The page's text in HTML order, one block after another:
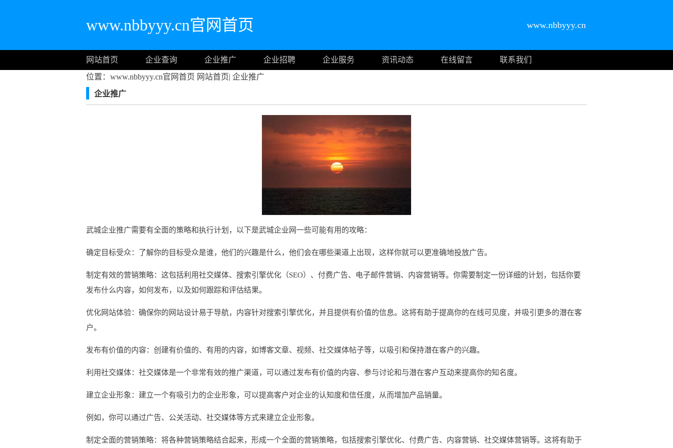
www.nbbyyy.cn官网首页 www.nbbyyy.cn
网站首页 企业查询 企业推广 企业招聘 企业服务 资讯动态 在线留言
联系我们
位置：www.nbbyyy.cn官网首页 网站首页| 企业推广
企业推广
武城企业推广需要有全面的策略和执行计划，以下是武城企业网一些可能有用的攻略：
确定目标受众：了解你的目标受众是谁，他们的兴趣是什么，他们会在哪些渠道上出现，这样你就可以更准确地投放广告。
制定有效的营销策略：这包括利用社交媒体、搜索引擎优化（SEO）、付费广告、电子邮件营销、内容营销等。你需要制定一份详细的计划，包括你要
发布什么内容，如何发布，以及如何跟踪和评估结果。
优化网站体验：确保你的网站设计易于导航，内容针对搜索引擎优化，并且提供有价值的信息。这将有助于提高你的在线可见度，并吸引更多的潜在客
户。
发布有价值的内容：创建有价值的、有用的内容，如博客文章、视频、社交媒体帖子等，以吸引和保持潜在客户的兴趣。
利用社交媒体：社交媒体是一个非常有效的推广渠道，可以通过发布有价值的内容、参与讨论和与潜在客户互动来提高你的知名度。
建立企业形象：建立一个有吸引力的企业形象，可以提高客户对企业的认知度和信任度，从而增加产品销量。
例如，你可以通过广告、公关活动、社交媒体等方式来建立企业形象。
制定全面的营销策略：将各种营销策略结合起来，形成一个全面的营销策略，包括搜索引擎优化、付费广告、内容营销、社交媒体营销等。这将有助于